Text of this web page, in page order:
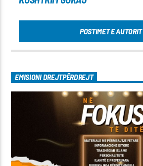
POSTIMET E AUTORIT
EMISIONI DREJTPËRDREJT